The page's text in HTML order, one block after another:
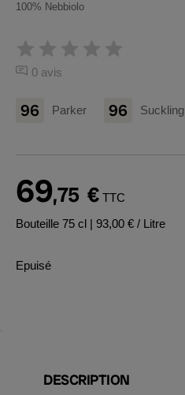
100% Nebbiolo
0 avis
96 Parker 96 Suckling
69,75 € TTC
Bouteille 75 cl | 93,00 € / Litre
Epuisé
DESCRIPTION